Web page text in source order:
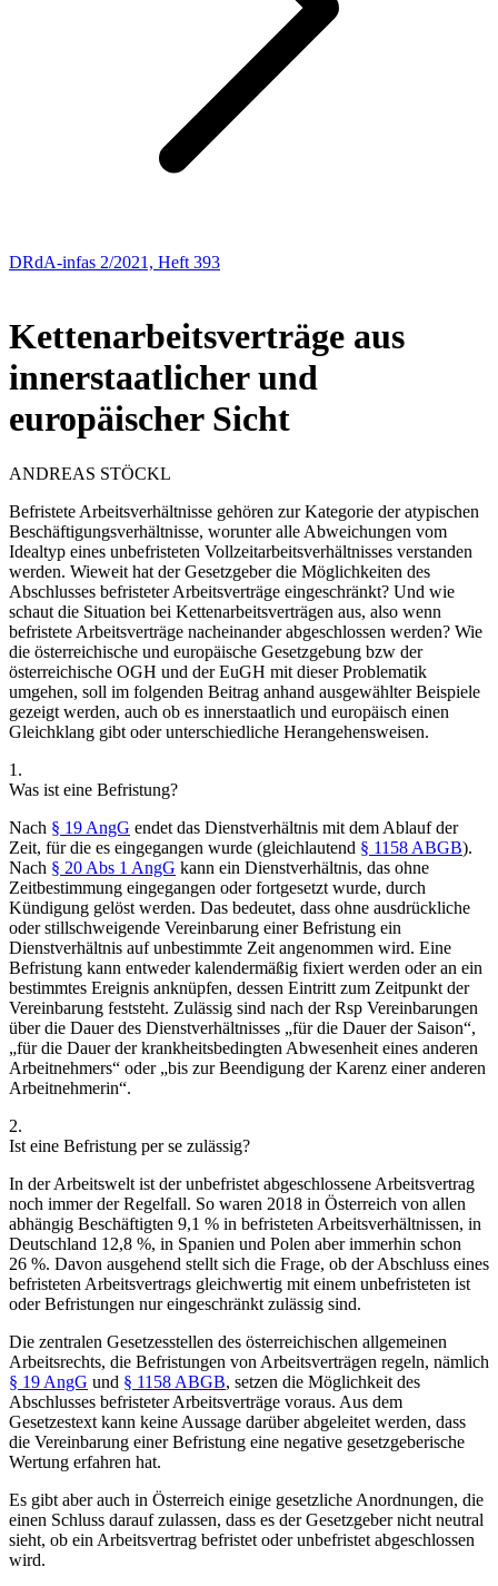
DRdA-infas 2/2021, Heft 393
Kettenarbeitsverträge aus
innerstaatlicher und
europäischer Sicht
ANDREAS STÖCKL
Befristete Arbeitsverhältnisse gehören zur Kategorie der atypischen
Beschäftigungsverhältnisse, worunter alle Abweichungen vom
Idealtyp eines unbefristeten Vollzeitarbeitsverhältnisses verstanden
werden. Wieweit hat der Gesetzgeber die Möglichkeiten des
Abschlusses befristeter Arbeitsverträge eingeschränkt? Und wie
schaut die Situation bei Kettenarbeitsverträgen aus, also wenn
befristete Arbeitsverträge nacheinander abgeschlossen werden? Wie
die österreichische und europäische Gesetzgebung bzw der
österreichische OGH und der EuGH mit dieser Problematik
umgehen, soll im folgenden Beitrag anhand ausgewählter Beispiele
gezeigt werden, auch ob es innerstaatlich und europäisch einen
Gleichklang gibt oder unterschiedliche Herangehensweisen.
1.
Was ist eine Befristung?
Nach § 19 AngG endet das Dienstverhältnis mit dem Ablauf der
Zeit, für die es eingegangen wurde (gleichlautend § 1158 ABGB).
Nach § 20 Abs 1 AngG kann ein Dienstverhältnis, das ohne
Zeitbestimmung eingegangen oder fortgesetzt wurde, durch
Kündigung gelöst werden. Das bedeutet, dass ohne ausdrückliche
oder stillschweigende Vereinbarung einer Befristung ein
Dienstverhältnis auf unbestimmte Zeit angenommen wird. Eine
Befristung kann entweder kalendermäßig fixiert werden oder an ein
bestimmtes Ereignis anknüpfen, dessen Eintritt zum Zeitpunkt der
Vereinbarung feststeht. Zulässig sind nach der Rsp Vereinbarungen
über die Dauer des Dienstverhältnisses „für die Dauer der Saison“,
„für die Dauer der krankheitsbedingten Abwesenheit eines anderen
Arbeitnehmers“ oder „bis zur Beendigung der Karenz einer anderen
Arbeitnehmerin“.
2.
Ist eine Befristung per se zulässig?
In der Arbeitswelt ist der unbefristet abgeschlossene Arbeitsvertrag
noch immer der Regelfall. So waren 2018 in Österreich von allen
abhängig Beschäftigten 9,1 % in befristeten Arbeitsverhältnissen, in
Deutschland 12,8 %, in Spanien und Polen aber immerhin schon
26 %. Davon ausgehend stellt sich die Frage, ob der Abschluss eines
befristeten Arbeitsvertrags gleichwertig mit einem unbefristeten ist
oder Befristungen nur eingeschränkt zulässig sind.
Die zentralen Gesetzesstellen des österreichischen allgemeinen
Arbeitsrechts, die Befristungen von Arbeitsverträgen regeln, nämlich
§ 19 AngG und § 1158 ABGB, setzen die Möglichkeit des
Abschlusses befristeter Arbeitsverträge voraus. Aus dem
Gesetzestext kann keine Aussage darüber abgeleitet werden, dass
die Vereinbarung einer Befristung eine negative gesetzgeberische
Wertung erfahren hat.
Es gibt aber auch in Österreich einige gesetzliche Anordnungen, die
einen Schluss darauf zulassen, dass es der Gesetzgeber nicht neutral
sieht, ob ein Arbeitsvertrag befristet oder unbefristet abgeschlossen
wird.